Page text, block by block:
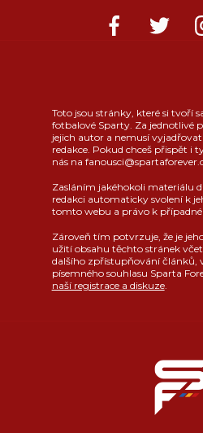
Toto jsou stránky, které si tvoří
fotbalové Sparty. Za jednotlivé
jejich autor a nemusí
redakce. Pokud chceš přispět i
nás na
Zasláním jakéhokoli materiálu
redakci automaticky svolení k
tomto webu a právo k
Zároveň tím potvrzuje, že je
užití obsahu těchto stránek
dalšího zpřístupňování článků,
písemného souhlasu Sparta
naší registrace a diskuze.